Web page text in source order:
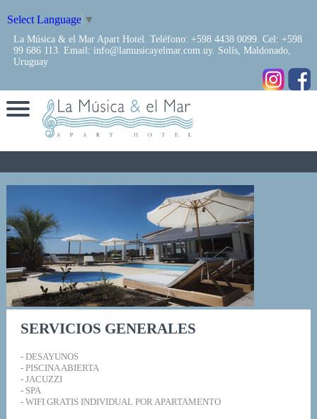
Select Language ▼
La Música & el Mar Apart Hotel. Teléfono: +598 4438 0099. Cel: +598
99 686 113. Email: info@lamusicayelmar.com.uy. Solís, Maldonado,
Uruguay
SERVICIOS GENERALES
- DESAYUNOS
- PISCINA ABIERTA
- JACUZZI
- SPA
- WIFI GRATIS INDIVIDUAL POR APARTAMENTO